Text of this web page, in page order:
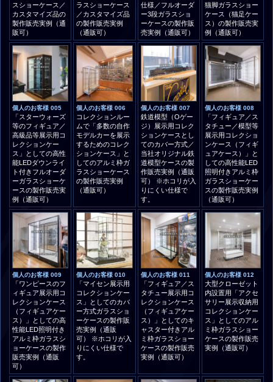
スショーケース／
カスタマイズ品の
製作販売実例（通
販可）
ラスショーケース
／カスタマイズ品
の製作販売実例
（通販可）
仕様／フルオーダ
ー3段ガラスショ
ーケースの製作販
売実例（通販可）
猫脚ガラスショー
ケース（猫足ケー
ス）の製作販売実
例（通販可）
個人のお客様 005
「スターウォーズ
等のフィギュア／
高級品等展示用コ
レクションケー
ス」としての高性
能LEDダウンライ
ト付きフルオーダ
ーガラスショーケ
ースの製作販売実
例（通販可）
個人のお客様 006
コレクションルー
ムで「多数の自作
モデルカーを展示
するためのコレク
ションケース」と
してのアルミ枠ガ
ラスショーケース
の製作販売実例
（通販可）
個人のお客様 007
鉄道模型（Oゲー
ジ）展示用コレク
ションケースとし
てのカバー方式／
当社オリジナル鉄
道模型ケースの製
作販売実例（通販
可） ※ホコリが入
りにくい仕様で
す。
個人のお客様 008
「フィギュア／ス
タチュー／模型等
展示用コレクショ
ンケース（フィギ
ュアケース）」と
しての高性能LED
照明付きアルミ枠
ガラスショーケー
スの製作販売実例
（通販可）
個人のお客様 009
「ワンピースのフ
ィギュア展示用コ
レクションケース
（フィギュアケー
ス）」としての高
性能LED照明付き
アルミ枠ガラスシ
ョーケースの製作
販売実例（通販
可）
個人のお客様 010
「マイセン展示用
コレクションケー
ス」としてのカバ
ー方式ガラスショ
ーケースの製作販
売実例（通販
可） ※ホコリが入
りにくい仕様で
す。
個人のお客様 011
「フィギュア／ス
タチュー展示用コ
レクションケース
（フィギュアケー
ス）」としてのキ
ャスター付きアル
ミ枠ガラスショー
ケースの製作販売
実例（通販可）
個人のお客様 012
大型クローゼット
内設置用「アクセ
サリー展示収納用
コレクションケー
ス」としてのアル
ミ枠ガラスショー
ケースの製作販売
実例（通販可）